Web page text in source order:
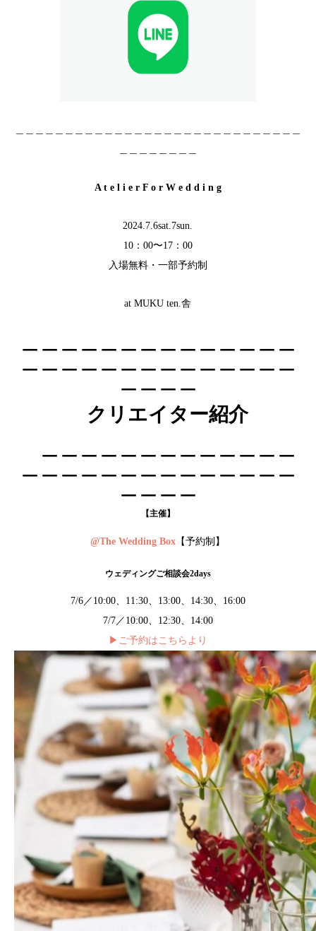
A t e l i e r F o r W e d d i n g
2024.7.6sat.7sun.
10：00〜17：00
入場無料・一部予約制
at MUKU ten.舎
クリエイター紹介
【主催】
@The Wedding Box 【予約制】
ウェディングご相談会2days
7/6／10:00、11:30、13:00、14:30、16:00
7/7／10:00、12:30、14:00
▶︎ご予約はこちらより